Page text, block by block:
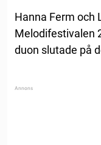
Hanna Ferm och
Melodifestivalen
duon slutade på